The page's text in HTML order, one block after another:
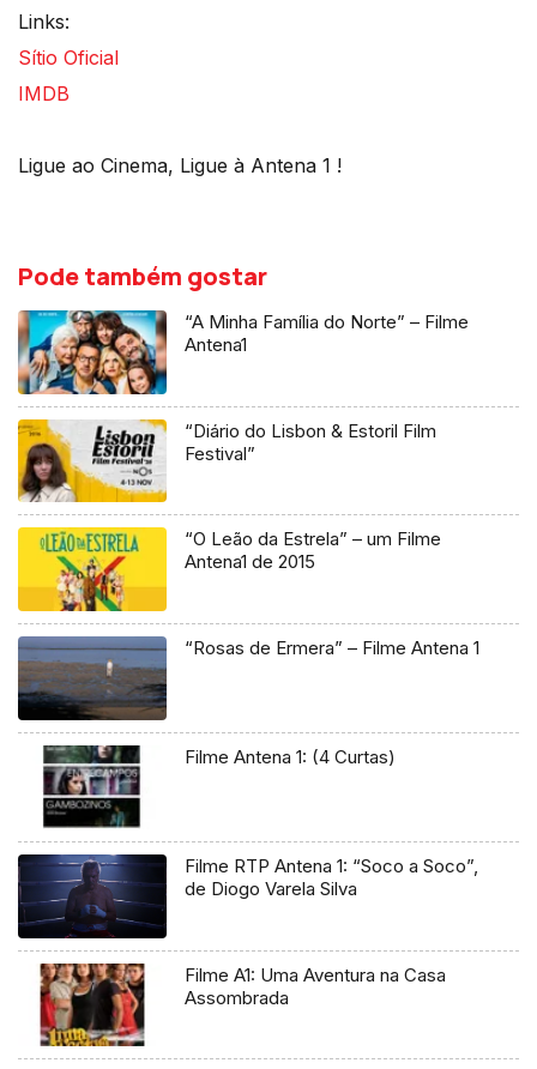
Links:
Sítio Oficial
IMDB
Ligue ao Cinema, Ligue à Antena 1 !
Pode também gostar
“A Minha Família do Norte” – Filme
Antena1
“Diário do Lisbon & Estoril Film
Festival”
“O Leão da Estrela” – um Filme
Antena1 de 2015
“Rosas de Ermera” – Filme Antena 1
Filme Antena 1: (4 Curtas)
Filme RTP Antena 1: “Soco a Soco”,
de Diogo Varela Silva
Filme A1: Uma Aventura na Casa
Assombrada